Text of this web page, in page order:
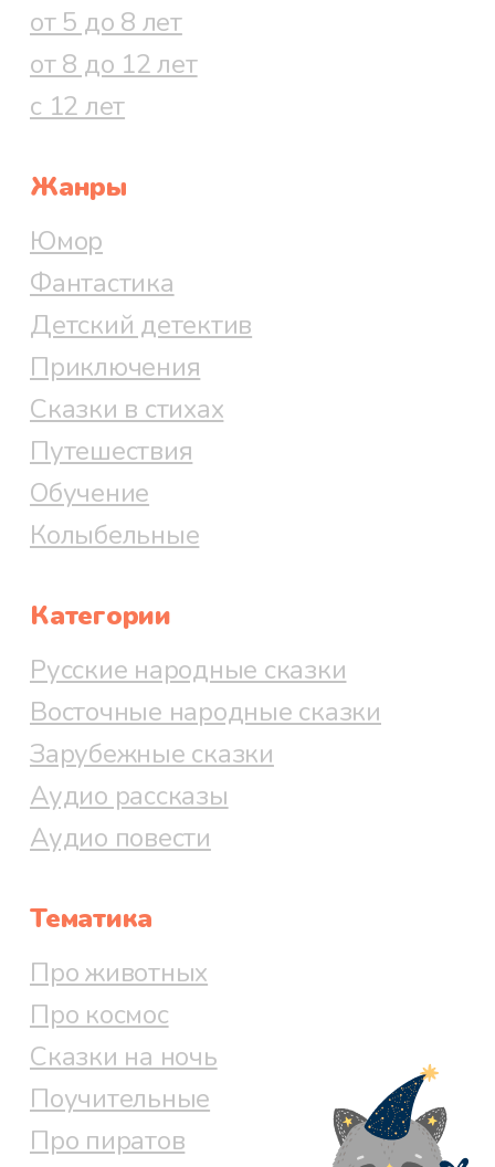
от 5 до 8 лет
от 8 до 12 лет
с 12 лет
Жанры
Юмор
Фантастика
Детский детектив
Приключения
Сказки в стихах
Путешествия
Обучение
Колыбельные
Категории
Русские народные сказки
Восточные народные сказки
Зарубежные сказки
Аудио рассказы
Аудио повести
Тематика
Про животных
Про космос
Сказки на ночь
Поучительные
Про пиратов